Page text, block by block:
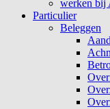
werken bij
Particulier
Beleggen